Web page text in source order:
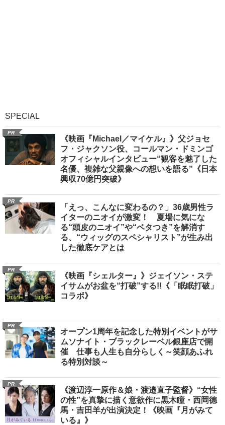
SPECIAL
PR
《映画『Michael／マイケル』》父ジョセ
フ・ジャクソン役、コールマン・ドミンゴ
オフィシャルインタビュー“観客を魅了した
名優、複雑な父親像への想いを語る”《日本
興収70億円突破》
PR
「えっ、こんなに変わるの？」36歳男性ラ
イターのニオイが激変！ 夏場に気にな
る“頭皮のニオイ”や“ベタつき”を解消す
る、“ウィッグのスペシャリスト”が生み出
した徹底ケアとは
PR
《映画『シェルター』》ジェイソン・ステ
イサムがお盆を“打破”する!!《「眠眠打破」
コラボ》
PR
オープン1周年を記念した特別イベントがサ
ムソナイト・ブラックレーベル銀座店で開
催 仕事も人生も自分らしく～笑顔あふれ
る特別対談～
PR
《渡辺淳一原作＆娘・渡邉直子監督》“女性
の性”を真摯に描く意欲作に黒木瞳・西岡德
馬・吉田羊が出演決定！《映画『月がみて
いる』》